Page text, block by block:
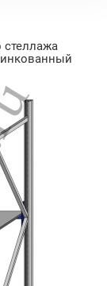
стеллажа